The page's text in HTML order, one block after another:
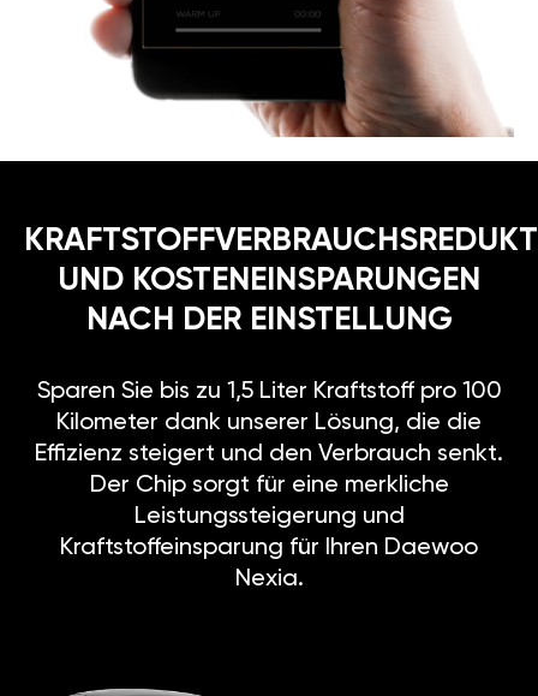
UND KOSTENEINSPARUNGEN
NACH DER EINSTELLUNG
Sparen Sie bis zu 1,5 Liter Kraftstoff pro 100
Kilometer dank unserer Lösung, die die
Effizienz steigert und den Verbrauch senkt.
Der Chip sorgt für eine merkliche
Leistungssteigerung und
Kraftstoffeinsparung für Ihren Daewoo
Nexia.